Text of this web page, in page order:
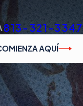
813-321-3347
AQUÍ